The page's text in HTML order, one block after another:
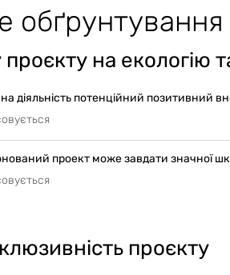
обґрунтування
на екологію
діяльність потенційний позитивний
проект може завдати значної
проєкту